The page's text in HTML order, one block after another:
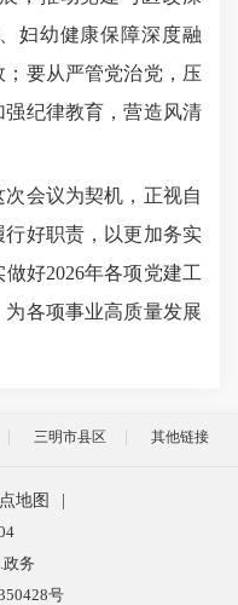
妇幼健康保障深度融
要从严管党治党，压
纪律教育，营造风清
会议为契机，正视自
好职责，以更加务实
好2026年各项党建工
各项事业高质量发展
三明市县区 其他链接
地图
务
号